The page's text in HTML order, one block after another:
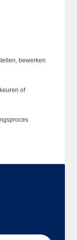
bewerken
of